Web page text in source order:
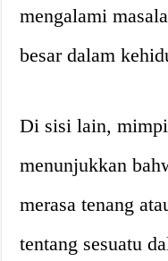
mengalami
besar dalam
Di sisi lain,
menunjukkan
merasa tenang
tentang sesuatu